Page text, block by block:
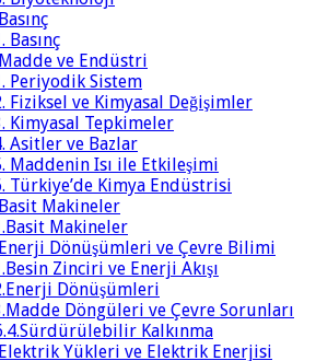
Basınç
ve Endüstri
Periyodik Sistem
Fiziksel ve Kimyasal Değişimler
Kimyasal Tepkimeler
Asitler ve Bazlar
Maddenin Isı ile Etkileşimi
Türkiye’de Kimya Endüstrisi
Makineler
Makineler
Dönüşümleri ve Çevre Bilimi
Zinciri ve Enerji Akışı
Dönüşümleri
Döngüleri ve Çevre Sorunları
Kalkınma
Yükleri ve Elektrik Enerjisi